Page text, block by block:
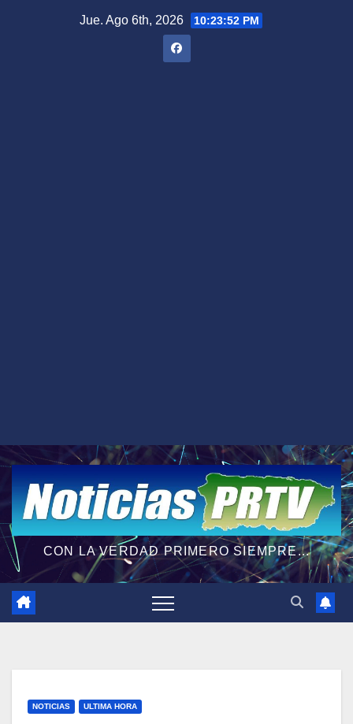
Jue. Ago 6th, 2026 10:23:53 PM
CON LA VERDAD PRIMERO SIEMPRE...
NOTICIAS ULTIMA HORA